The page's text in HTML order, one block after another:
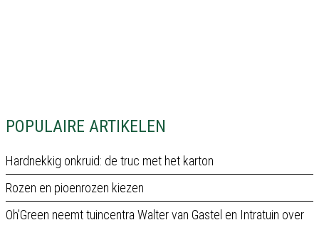
POPULAIRE ARTIKELEN
Hardnekkig onkruid: de truc met het karton
Rozen en pioenrozen kiezen
Oh’Green neemt tuincentra Walter van Gastel en Intratuin over